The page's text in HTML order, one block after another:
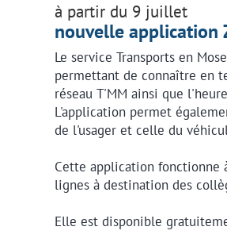
à partir du 9 juillet
nouvelle application
Le service Transports en
permettant de connaître en
réseau T'MM ainsi que
L'application permet
de l'usager et celle du
Cette application fonctionne
lignes à destination des
Elle est disponible